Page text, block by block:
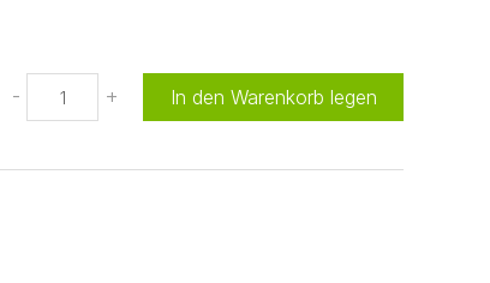
- + In den Warenkorb legen